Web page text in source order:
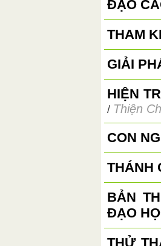
ĐẠO
THAM
GIẢI
HIỆN
/ Thiện
CON
THÁNH
BẢN
ĐẠO
THỬ